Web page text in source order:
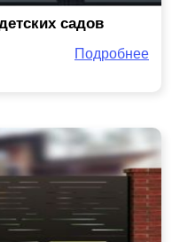
садов
Подробнее